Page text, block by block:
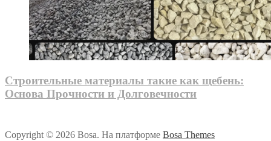
Строительные материалы такие как щебень:
Основа Прочности и Долговечности
Copyright © 2026 Bosa. На платформе Bosa Themes